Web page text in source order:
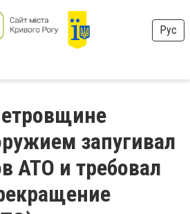
Рус
запугивал
АТО и требовал